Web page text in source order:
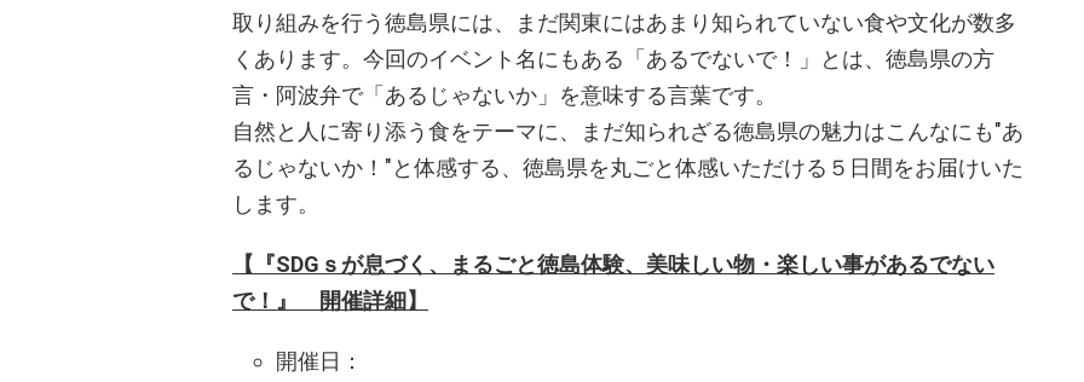
取り組みを行う徳島県には、まだ関東にはあまり知られていない食や文化が数多
くあります。今回のイベント名にもある「あるでないで！」とは、徳島県の方
言・阿波弁で「あるじゃないか」を意味する言葉です。
自然と人に寄り添う食をテーマに、まだ知られざる徳島県の魅力はこんなにも"あ
るじゃないか！"と体感する、徳島県を丸ごと体感いただける５日間をお届けいた
します。
【『SDGｓが息づく、まるごと徳島体験、美味しい物・楽しい事があるでない
で！』 開催詳細】
開催日：